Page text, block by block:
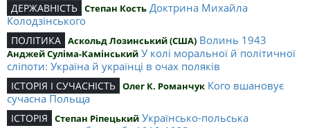
ДЕРЖАВНІСТЬ Степан Кость Доктрина Михайла
Колодзінського
ПОЛІТИКА Аскольд Лозинський (США) Волинь 1943
Анджей Суліма-Камінський У колі моральної й політичної
сліпоти: Україна й українці в очах поляків
ІСТОРІЯ І СУЧАСНІСТЬ Олег К. Романчук Кого вшановує
сучасна Польща
ІСТОРІЯ Степан Ріпецький Українсько-польська